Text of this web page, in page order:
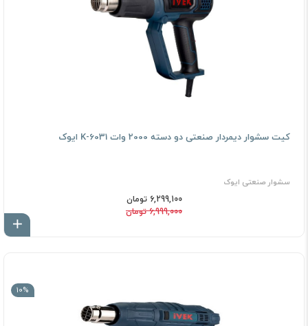
کیت سشوار دیمردار صنعتی دو دسته 2000 وات K-6031 ایوک
سشوار صنعتی ایوک
6,299,100 تومان
6,999,000 تومان
10%